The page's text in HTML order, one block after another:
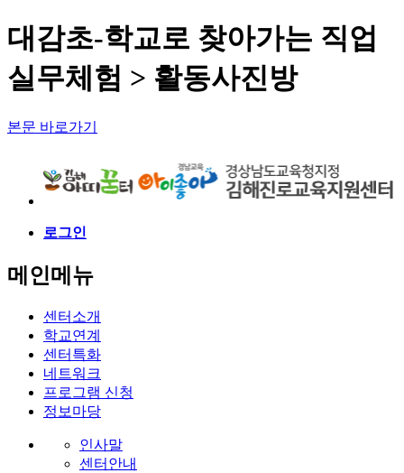
대감초-학교로 찾아가는 직업
실무체험 > 활동사진방
본문 바로가기
로그인
메인메뉴
센터소개
학교연계
센터특화
네트워크
프로그램 신청
정보마당
인사말
센터안내